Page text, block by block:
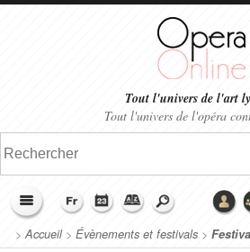
Tout l'univers de l'art
Tout l'univers de l'opéra
>Accueil> Évènements et festivals >